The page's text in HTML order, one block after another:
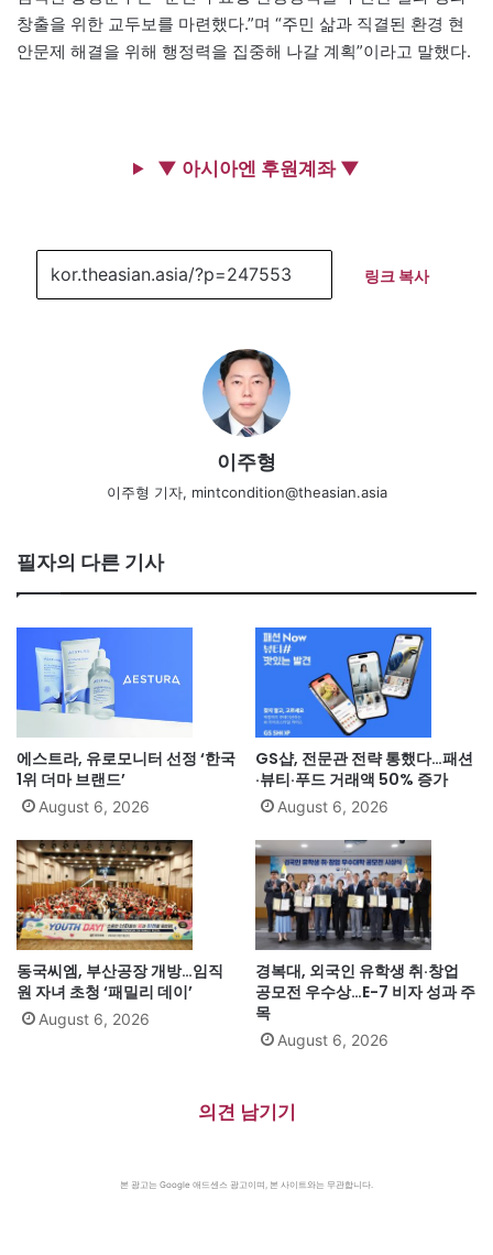
창출을 위한 교두보를 마련했다.”며 “주민 삶과 직결된 환경 현
안문제 해결을 위해 행정력을 집중해 나갈 계획”이라고 말했다.
▼ 아시아엔 후원계좌 ▼
링크 복사
이주형
이주형 기자, mintcondition@theasian.asia
필자의 다른 기사
에스트라, 유로모니터 선정 ‘한국
1위 더마 브랜드’
August 6, 2026
GS샵, 전문관 전략 통했다…패션
·뷰티·푸드 거래액 50% 증가
August 6, 2026
동국씨엠, 부산공장 개방…임직
원 자녀 초청 ‘패밀리 데이’
August 6, 2026
경복대, 외국인 유학생 취·창업
공모전 우수상…E-7 비자 성과 주
목
August 6, 2026
의견 남기기
본 광고는 Google 애드센스 광고이며, 본 사이트와는 무관합니다.